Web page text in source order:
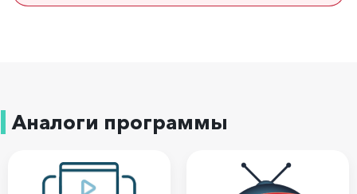
Аналоги программы